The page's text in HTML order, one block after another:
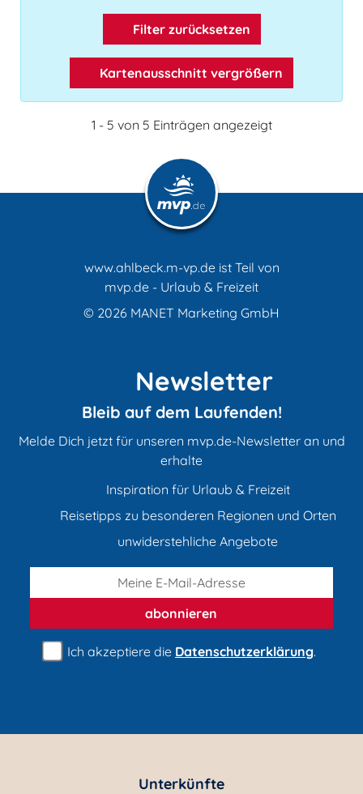
Filter zurücksetzen
Kartenausschnitt vergrößern
1 - 5 von 5 Einträgen angezeigt
www.ahlbeck.m-vp.de ist Teil von
mvp.de - Urlaub & Freizeit
© 2026 MANET Marketing GmbH
Newsletter
Bleib auf dem Laufenden!
Melde Dich jetzt für unseren mvp.de-Newsletter an und
erhalte
Inspiration für Urlaub & Freizeit
Reisetipps zu besonderen Regionen und Orten
unwiderstehliche Angebote
abonnieren
Ich akzeptiere die Datenschutzerklärung.
Unterkünfte